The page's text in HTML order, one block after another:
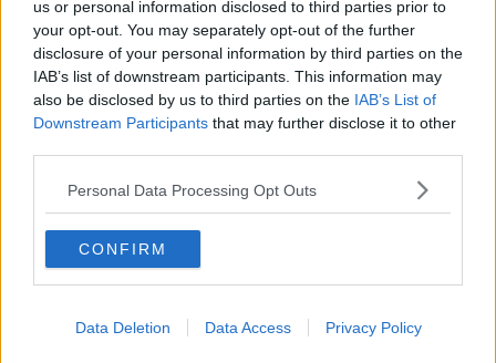
us or personal information disclosed to third parties prior to
your opt-out. You may separately opt-out of the further
disclosure of your personal information by third parties on the
IAB’s list of downstream participants. This information may
also be disclosed by us to third parties on the IAB’s List of
Downstream Participants that may further disclose it to other
Personal Data Processing Opt Outs
CONFIRM
Data Deletion Data Access Privacy Policy
In memoria
​Ancora Francesco
Rieccoci
Tenet
Francesco
Suarez
​Il responso
Non lo so
Destino
Commissari
L'orso